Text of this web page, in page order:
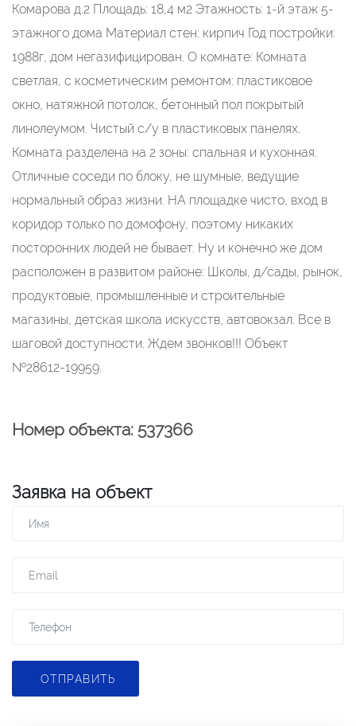
Комарова д.2 Площадь: 18,4 м2 Этажность: 1-й этаж 5-
этажного дома Материал стен: кирпич Год постройки:
1988г, дом негазифицирован. О комнате: Комната
светлая, с косметическим ремонтом: пластиковое
окно, натяжной потолок, бетонный пол покрытый
линолеумом. Чистый с/у в пластиковых панелях.
Комната разделена на 2 зоны: спальная и кухонная.
Отличные соседи по блоку, не шумные, ведущие
нормальный образ жизни. НА площадке чисто, вход в
коридор только по домофону, поэтому никаких
посторонних людей не бывает. Ну и конечно же дом
расположен в развитом районе: Школы, д/сады, рынок,
продуктовые, промышленные и строительные
магазины, детская школа искусств, автовокзал. Все в
шаговой доступности. Ждем звонков!!! Объект
№28612-19959.
Номер объекта: 537366
Заявка на объект
ОТПРАВИТЬ